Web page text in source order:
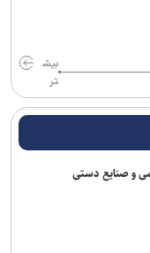
را حل کرد/ سعداوی و
آسیایی در کمپ تیم‌های
و اعضای هیات
بیش
تر
و صنایع دستی